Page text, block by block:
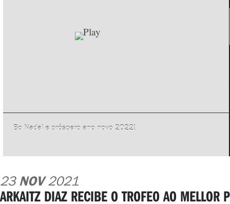
Bo Nadal e próspero ano novo 2022!
23 NOV2021
ARKAITZ DIAZ RECIBE O TROFEO AO MELLOR